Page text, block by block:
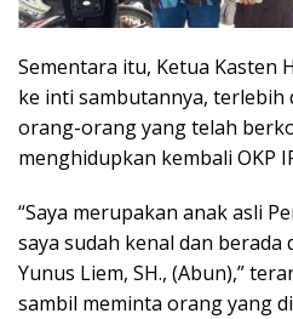
Sementara itu, Ketua Kasten
ke inti sambutannya,
orang-orang yang telah
menghidupkan kembali OKP
“Saya merupakan anak asli
saya sudah kenal dan berada
Yunus Liem, SH., (Abun),”
sambil meminta orang yang